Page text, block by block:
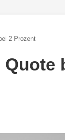
2 Prozent